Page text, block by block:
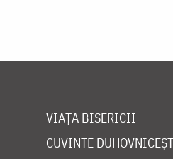
VIAȚA BISERICII
CUVINTE